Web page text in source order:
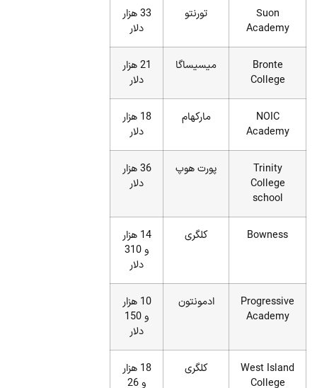
Suon
Academy
تورنتو
33 هزار
دلار
Bronte
College
میسیساگا
21 هزار
دلار
NOIC
Academy
مارکهام
18 هزار
دلار
Trinity
College
school
پورت هوپ
36 هزار
دلار
Bowness کلگری
14 هزار
و 310
دلار
Progressive
Academy
ادمونتون
10 هزار
و 150
دلار
West Island
College
کلگری
18 هزار
و 26